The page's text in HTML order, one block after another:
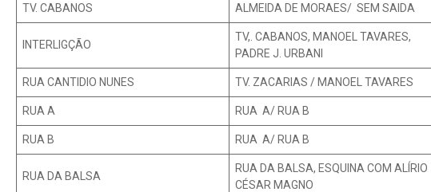
TV. CABANOS ALMEIDA DE MORAES/ SEM SAIDA
INTERLIGÇÃO
TV,. CABANOS, MANOEL TAVARES,
PADRE J. URBANI
RUA CANTIDIO NUNES TV. ZACARIAS / MANOEL TAVARES
RUA A RUA A/ RUA B
RUA B RUA A/ RUA B
RUA DA BALSA
RUA DA BALSA, ESQUINA COM ALÍRIO
CÉSAR MAGNO